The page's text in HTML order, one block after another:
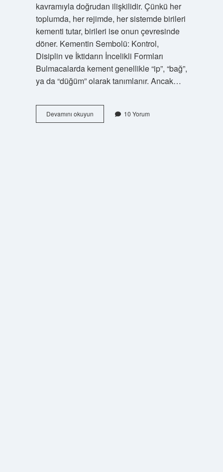
kavramıyla doğrudan ilişkilidir. Çünkü her
toplumda, her rejimde, her sistemde birileri
kementi tutar, birileri ise onun çevresinde
döner. Kementin Sembolü: Kontrol,
Disiplin ve İktidarın İncelikli Formları
Bulmacalarda kement genellikle “ip”, “bağ”,
ya da “düğüm” olarak tanımlanır. Ancak…
Devamını okuyunBulmacada
kement
10 Yorum